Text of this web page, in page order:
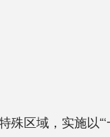
域，实施以“‘